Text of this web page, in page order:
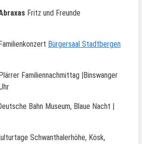
Fritz und Freunde
Familienkonzert Bürgersaal Stadtbergen
Plärrer Familiennachmittag |Binswanger
Bahn Museum, Blaue Nacht |
Schwanthalerhöhe, Kösk,